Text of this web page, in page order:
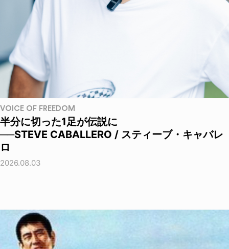
VOICE OF FREEDOM
半分に切った1足が伝説に
──STEVE CABALLERO / スティーブ・キャバレ
ロ
2026.08.03